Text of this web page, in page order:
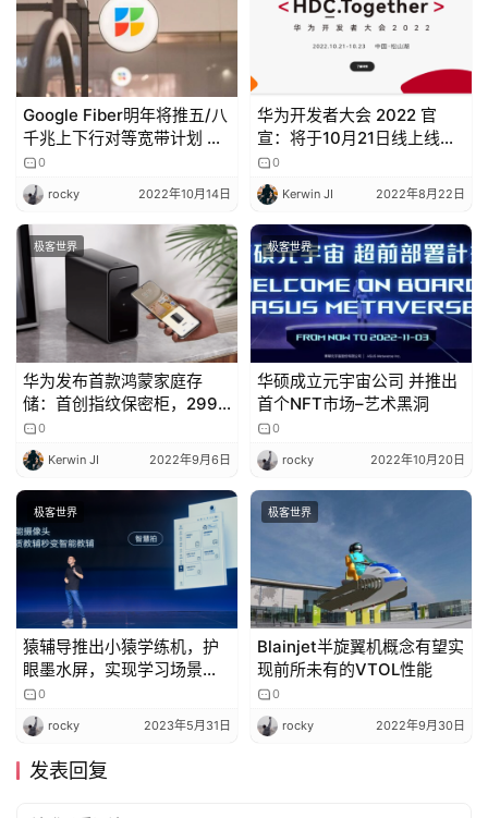
Google Fiber明年将推五/八
千兆上下行对等宽带计划 月
费125/150美元
0
rocky 2022年10月14日
华为开发者大会 2022 官
宣：将于10月21日线上线下
全面举行
0
Kerwin JI 2022年8月22日
极客世界
华为发布首款鸿蒙家庭存
储：首创指纹保密柜，2999
元起售
0
Kerwin JI 2022年9月6日
极客世界
华硕成立元宇宙公司 并推出
首个NFT市场–艺术黑洞
0
rocky 2022年10月20日
极客世界
猿辅导推出小猿学练机，护
眼墨水屏，实现学习场景全
面数字化
0
rocky 2023年5月31日
极客世界
Blainjet半旋翼机概念有望实
现前所未有的VTOL性能
0
rocky 2022年9月30日
发表回复